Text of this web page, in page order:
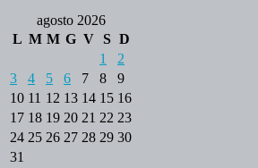
agosto 2026
L M M G V S D
1
2
3
4 5 6 7 8
9
10 11 12 13 14 15 16
17 18 19 20 21 22 23
24 25 26 27 28 29 30
31